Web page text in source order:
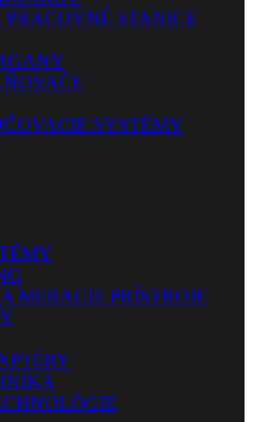
STANICE
SYSTÉMY
MERACIE PRÍSTROJE